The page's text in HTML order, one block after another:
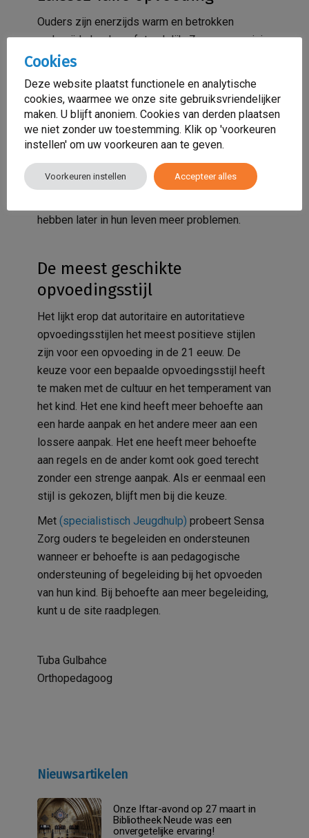
Ouders zijn enerzijds warm en betrokken
anderzijds koel en afstandelijk. Ze geven weinig
aandacht aan het kind, tonen geen interesse,
laten veel toe en er worden geen grenzen
gesteld.
Nadelen
De emoties en gevoelens van het kind worden
genegeerd, waardoor het kind het gevoel heeft
niet echt belangrijk te zijn in het leven van zijn
hebben later in hun leven meer problemen.
De meest geschikte
opvoedingsstijl
Het lijkt erop dat autoritaire en autoritatieve
opvoedingsstijlen het meest positieve stijlen
zijn voor een opvoeding in de 21 eeuw. De
keuze voor een bepaalde opvoedingsstijl heeft
te maken met de cultuur en het temperament van
het kind. Het ene kind heeft meer behoefte aan
een harde aanpak en het andere meer aan een
lossere aanpak. Het ene heeft meer behoefte
aan regels en de ander komt ook goed terecht
zonder een strenge aanpak. Als er eenmaal een
stijl is gekozen, blijft men bij die keuze.
Met (specialistisch Jeugdhulp) probeert Sensa
Zorg ouders te begeleiden en ondersteunen
wanneer er behoefte is aan pedagogische
ondersteuning of begeleiding bij het opvoeden
van hun kind. Bij behoefte aan meer begeleiding,
kunt u de site raadplegen.
Tuba Gulbahce
Orthopedagoog
Nieuwsartikelen
Onze Iftar-avond op 27 maart in
Bibliotheek Neude was een
onvergetelijke ervaring!
Cookies
Deze website plaatst functionele en analytische
cookies, waarmee we onze site gebruiksvriendelijker
maken. U blijft anoniem. Cookies van derden plaatsen
we niet zonder uw toestemming. Klik op 'voorkeuren
instellen' om uw voorkeuren aan te geven.
Voorkeuren instellen Accepteer alles